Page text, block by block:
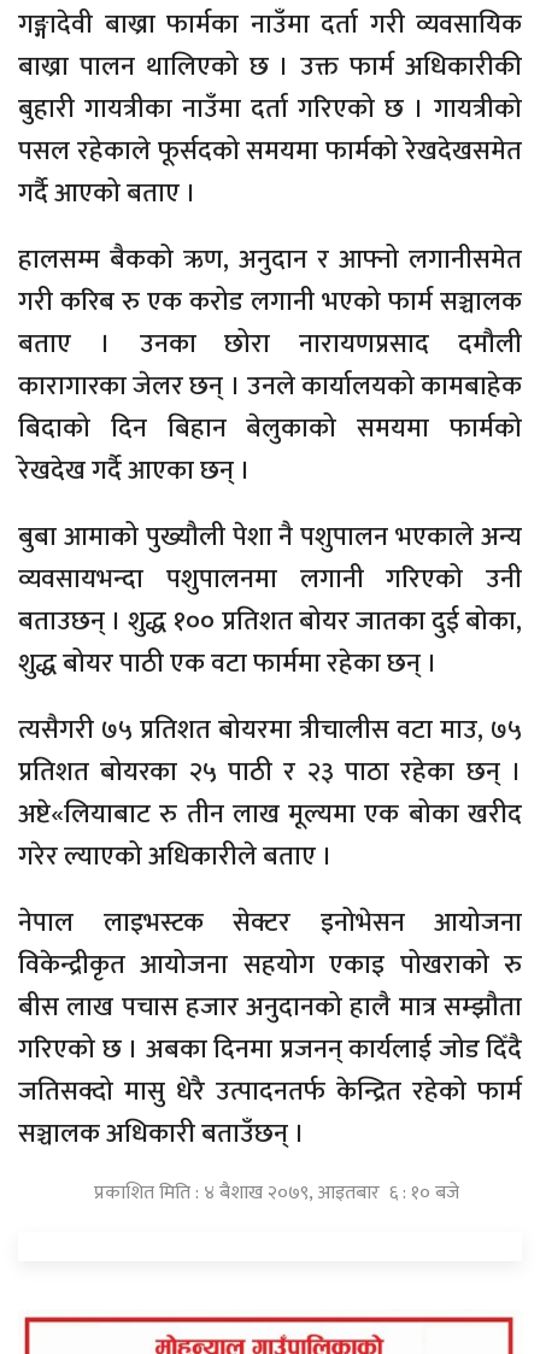
गङ्गादेवी बाख्रा फार्मका नाउँमा दर्ता गरी व्यवसायिक
बाख्रा पालन थालिएको छ । उक्त फार्म अधिकारीकी
बुहारी गायत्रीका नाउँमा दर्ता गरिएको छ । गायत्रीको
पसल रहेकाले फूर्सदको समयमा फार्मको रेखदेखसमेत
गर्दै आएको बताए ।
हालसम्म बैकको ऋण, अनुदान र आफ्नो लगानीसमेत
गरी करिब रु एक करोड लगानी भएको फार्म सञ्चालक
बताए । उनका छोरा नारायणप्रसाद दमौली
कारागारका जेलर छन् । उनले कार्यालयको कामबाहेक
बिदाको दिन बिहान बेलुकाको समयमा फार्मको
रेखदेख गर्दै आएका छन् ।
बुबा आमाको पुख्यौली पेशा नै पशुपालन भएकाले अन्य
व्यवसायभन्दा पशुपालनमा लगानी गरिएको उनी
बताउछन् । शुद्ध १०० प्रतिशत बोयर जातका दुई बोका,
शुद्ध बोयर पाठी एक वटा फार्ममा रहेका छन् ।
त्यसैगरी ७५ प्रतिशत बोयरमा त्रीचालीस वटा माउ, ७५
प्रतिशत बोयरका २५ पाठी र २३ पाठा रहेका छन् ।
अष्टे«लियाबाट रु तीन लाख मूल्यमा एक बोका खरीद
गरेर ल्याएको अधिकारीले बताए ।
नेपाल लाइभस्टक सेक्टर इनोभेसन आयोजना
विकेन्द्रीकृत आयोजना सहयोग एकाइ पोखराको रु
बीस लाख पचास हजार अनुदानको हालै मात्र सम्झौता
गरिएको छ । अबका दिनमा प्रजनन् कार्यलाई जोड दिँदै
जतिसक्दो मासु धेरै उत्पादनतर्फ केन्द्रित रहेको फार्म
सञ्चालक अधिकारी बताउँछन् ।
प्रकाशित मिति : ४ बैशाख २०७९, आइतबार ६ : १० बजे